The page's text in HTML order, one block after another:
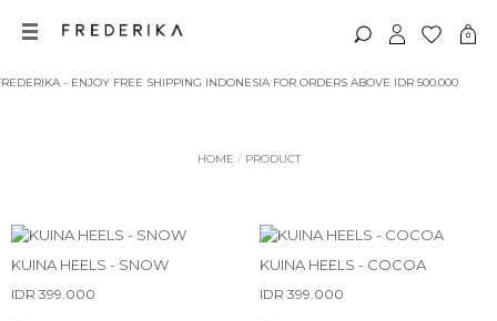
FOR ORDERS ABOVE IDR 500.000
HOME / PRODUCT
KUINA HEELS - SNOW
IDR 399.000
KUINA HEELS - COCOA
IDR 399.000